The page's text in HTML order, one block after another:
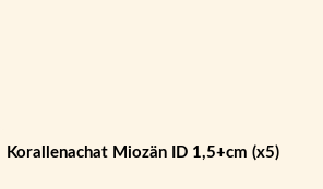
Korallenachat Miozän ID 1,5+cm (x5)